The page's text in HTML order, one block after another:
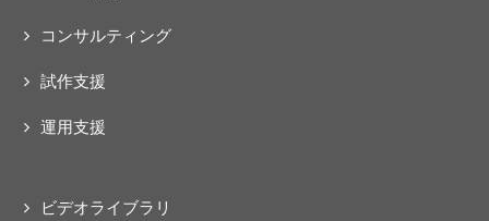
コンサルティング
試作支援
運用支援
ビデオライブラリ